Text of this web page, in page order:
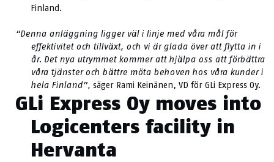
Finland.
“Denna anläggning ligger väl i linje med våra mål för
effektivitet och tillväxt, och vi är glada över att flytta in i
år. Det nya utrymmet kommer att hjälpa oss att förbättra
våra tjänster och bättre möta behoven hos våra kunder i
hela Finland”,säger Rami Keinänen, VD för GLi Express Oy.
GLi Express Oy moves into
Logicenters facility in
Hervanta